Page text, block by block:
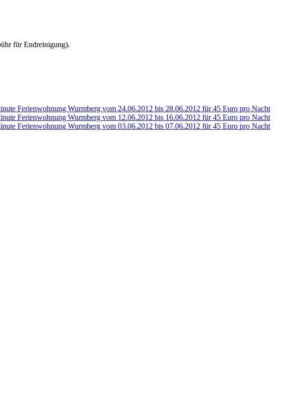
für Endreinigung).
Ferienwohnung Wurmberg vom 24.06.2012 bis 28.06.2012 für 45 Euro pro Nacht
Ferienwohnung Wurmberg vom 12.06.2012 bis 16.06.2012 für 45 Euro pro Nacht
Ferienwohnung Wurmberg vom 03.06.2012 bis 07.06.2012 für 45 Euro pro Nacht